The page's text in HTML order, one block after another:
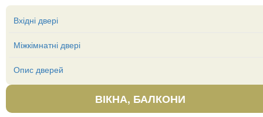
Вхідні двері
Міжкімнатні двері
Опис дверей
ВІКНА, БАЛКОНИ